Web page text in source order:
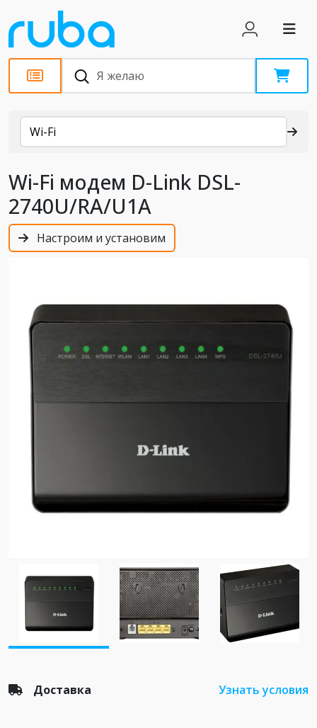
Каталог
Wi-Fi
Wi-Fi модем D-Link DSL-
2740U/RA/U1A
Настроим и установим
Доставка Узнать условия